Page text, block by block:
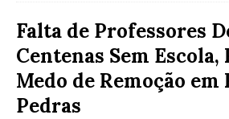
Falta de Professores
Centenas Sem Escola,
Medo de Remoção em
Pedras